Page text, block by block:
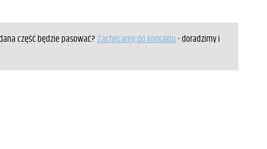
część będzie pasować?Zachęcamy do kontaktu- doradzimy i